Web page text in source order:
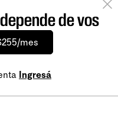
de vos
mes
Ingresá